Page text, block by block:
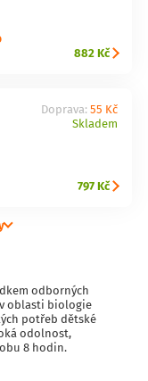
882 Kč
Doprava: 55 Kč
Skladem
797 Kč
odborných
oblasti biologie
potřeb dětské
odolnost,
8 hodin.